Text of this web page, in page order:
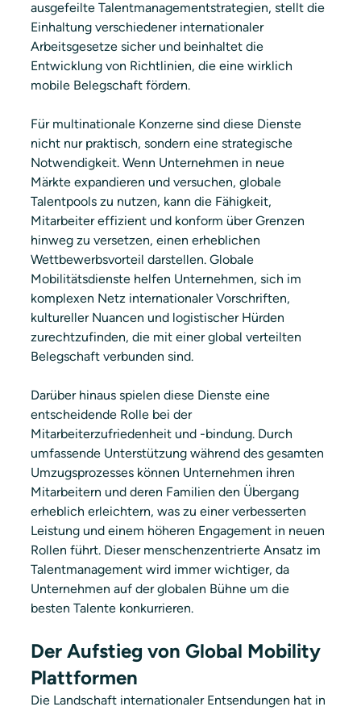
ausgefeilte Talentmanagementstrategien, stellt die
Einhaltung verschiedener internationaler
Arbeitsgesetze sicher und beinhaltet die
Entwicklung von Richtlinien, die eine wirklich
mobile Belegschaft fördern.
Für multinationale Konzerne sind diese Dienste
nicht nur praktisch, sondern eine strategische
Notwendigkeit. Wenn Unternehmen in neue
Märkte expandieren und versuchen, globale
Talentpools zu nutzen, kann die Fähigkeit,
Mitarbeiter effizient und konform über Grenzen
hinweg zu versetzen, einen erheblichen
Wettbewerbsvorteil darstellen. Globale
Mobilitätsdienste helfen Unternehmen, sich im
komplexen Netz internationaler Vorschriften,
kultureller Nuancen und logistischer Hürden
zurechtzufinden, die mit einer global verteilten
Belegschaft verbunden sind.
Darüber hinaus spielen diese Dienste eine
entscheidende Rolle bei der
Mitarbeiterzufriedenheit und -bindung. Durch
umfassende Unterstützung während des gesamten
Umzugsprozesses können Unternehmen ihren
Mitarbeitern und deren Familien den Übergang
erheblich erleichtern, was zu einer verbesserten
Leistung und einem höheren Engagement in neuen
Rollen führt. Dieser menschenzentrierte Ansatz im
Talentmanagement wird immer wichtiger, da
Unternehmen auf der globalen Bühne um die
besten Talente konkurrieren.
Der Aufstieg von Global Mobility
Plattformen
Die Landschaft internationaler Entsendungen hat in